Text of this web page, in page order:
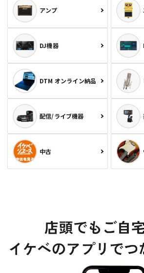
アンプ
DJ機器
DTM オンライン納品
配信/ライブ機器
中古